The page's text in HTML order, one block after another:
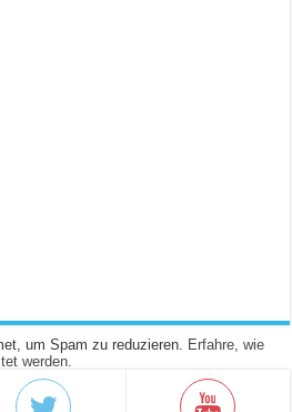
um Spam zu reduzieren. Erfahre, wie
werden.